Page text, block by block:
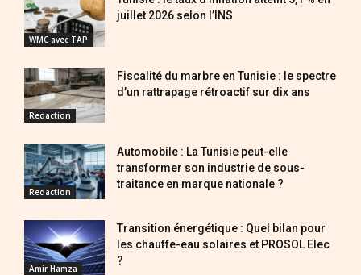
WMC avec TAP
juillet 2026 selon l’INS
Redaction
Fiscalité du marbre en Tunisie : le spectre
d’un rattrapage rétroactif sur dix ans
Redaction
Automobile : La Tunisie peut-elle
transformer son industrie de sous-
traitance en marque nationale ?
Amir Hamza
Transition énergétique : Quel bilan pour
les chauffe-eau solaires et PROSOL Elec
?